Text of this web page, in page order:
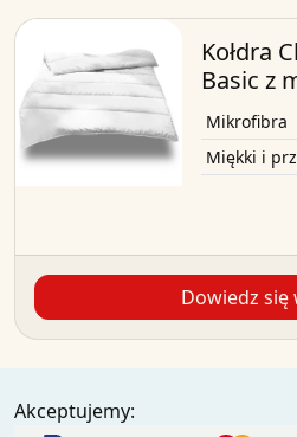
Kołdra
Basic z
Mikrofibra
Miękki i
Dowiedz się
Akceptujemy: